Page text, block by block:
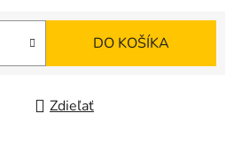
DO KOŠÍKA
Zdieľať